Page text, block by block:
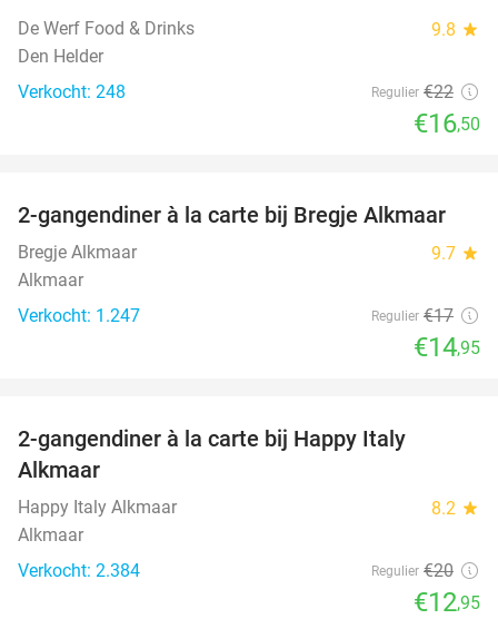
De Werf Food & Drinks 9.8 star
Den Helder
Verkocht: 248
Regulier €22
€16,50
12%
2-gangendiner à la carte bij Bregje Alkmaar
Bregje Alkmaar 9.7 star
Alkmaar
Verkocht: 1.247
Regulier €17
€14,95
2-gangendiner à la carte bij Happy Italy
Alkmaar
Happy Italy Alkmaar 8.2 star
Alkmaar
Verkocht: 2.384
Regulier €20
€12,95